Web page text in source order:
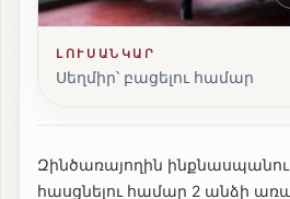
ԼՈՒՍԱՆԿԱՐ
Սեղմիր՝ բացելու համար
Զինծառայողին
հասցնելու համար 2 անձի